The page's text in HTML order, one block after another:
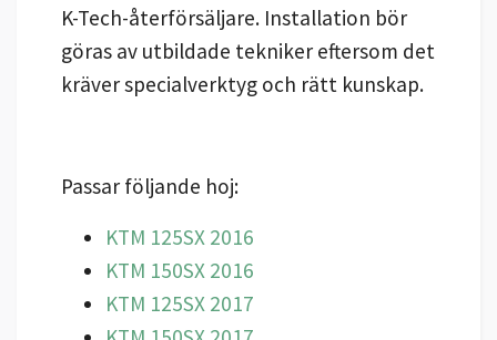
K-Tech-återförsäljare. Installation bör
göras av utbildade tekniker eftersom det
kräver specialverktyg och rätt kunskap.
Passar följande hoj:
KTM 125SX 2016
KTM 150SX 2016
KTM 125SX 2017